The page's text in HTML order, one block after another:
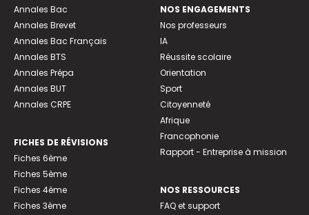
Annales Bac
Annales Brevet
Annales Bac Français
Annales BTS
Annales Prépa
Annales BUT
Annales CRPE
FICHES DE RÉVISIONS
Fiches 6ème
Fiches 5ème
Fiches 4ème
Fiches 3ème
NOS ENGAGEMENTS
Nos professeurs
IA
Réussite scolaire
Orientation
Sport
Citoyenneté
Afrique
Francophonie
Rapport - Entreprise à mission
NOS RESSOURCES
FAQ et support